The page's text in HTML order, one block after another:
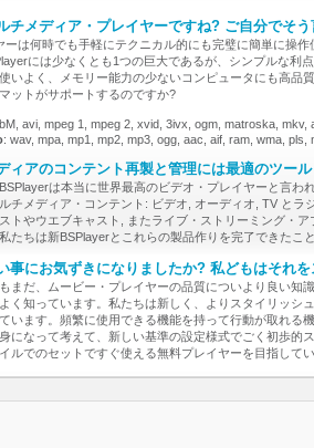
チメディア・プレイヤーですね? ご自分でそう
ーは何時でも手軽にテクニカル的にも完璧に簡単に操
には少なくとも1つの巨大であるが、シンプルな利
いよく、メモリー能力の少ないコンピュータにも高品
ットがサポートするのですか?
avi, mpeg 1, mpeg 2, xvid, 3ivx, ogm, matroska, mkv,
: wav, mpa, mp1, mp2, mp3, ogg, aac, aif, ram, wma, pls,
ィアのコンテント再製と管理には最適のツール
は本当に世界最高のビデオ・プレイヤーと言わ
チメディア・コンテント: ビデオ, オーディオ, TV とラ
トやウエブキャスト, またライブ・ストリーミング・
たちは新BSPlayerとこれらの製品作りを完了できたこ
事にお気ずきになりましたか? 私どもはそれを
まだ、ムービー・プレイヤーの品質についより良い知
く知っています。私たちは新しく、よりスタイリッシ
います。頻繁に使用できる機能を持って行動が取れ
になって考えて、新しい基準の設定様式でごく初歩的
ルでのセットですぐ使える無料プレイヤーを目指してい